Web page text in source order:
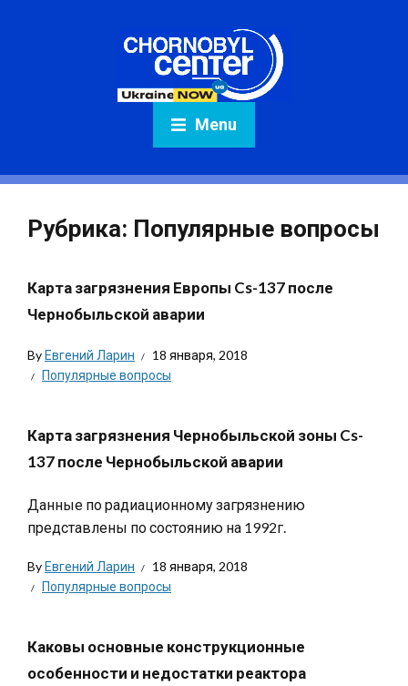
Menu
Рубрика: Популярные вопросы
Карта загрязнения Европы Cs-137 после
Чернобыльской аварии
ByЕвгений Ларин
18 января, 2018
Популярные вопросы
Карта загрязнения Чернобыльской зоны Cs-
137 после Чернобыльской аварии
Данные по радиационному загрязнению
представлены по состоянию на 1992г.
ByЕвгений Ларин
18 января, 2018
Популярные вопросы
Каковы основные конструкционные
особенности и недостатки реактора